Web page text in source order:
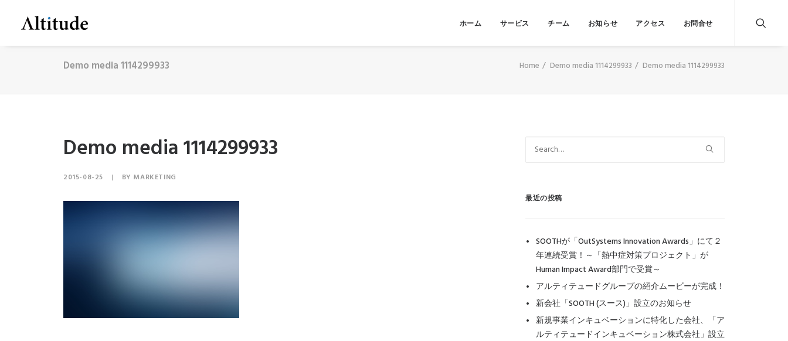
ホーム サービス チーム お知らせ アクセス お問合せ
Demo media 1114299933 Home Demo media 1114299933 Demo media 1114299933
Demo media 1114299933
2015-08-25 | BY MARKETING
最近の投稿
SOOTHが「OutSystems Innovation Awards」にて２
年連続受賞！～「熱中症対策プロジェクト」が
Human Impact Award部門で受賞～
アルティテュードグループの紹介ムービーが完成！
新会社「SOOTH (スース)」設立のお知らせ
新規事業インキュベーションに特化した会社、「ア
ルティテュードインキュベーション株式会社」設立